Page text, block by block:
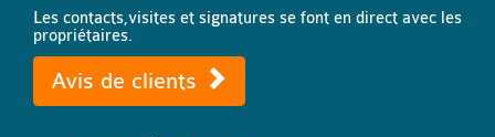
Les contacts,visites et signatures se font en direct avec les
propriétaires.
Avis de clients